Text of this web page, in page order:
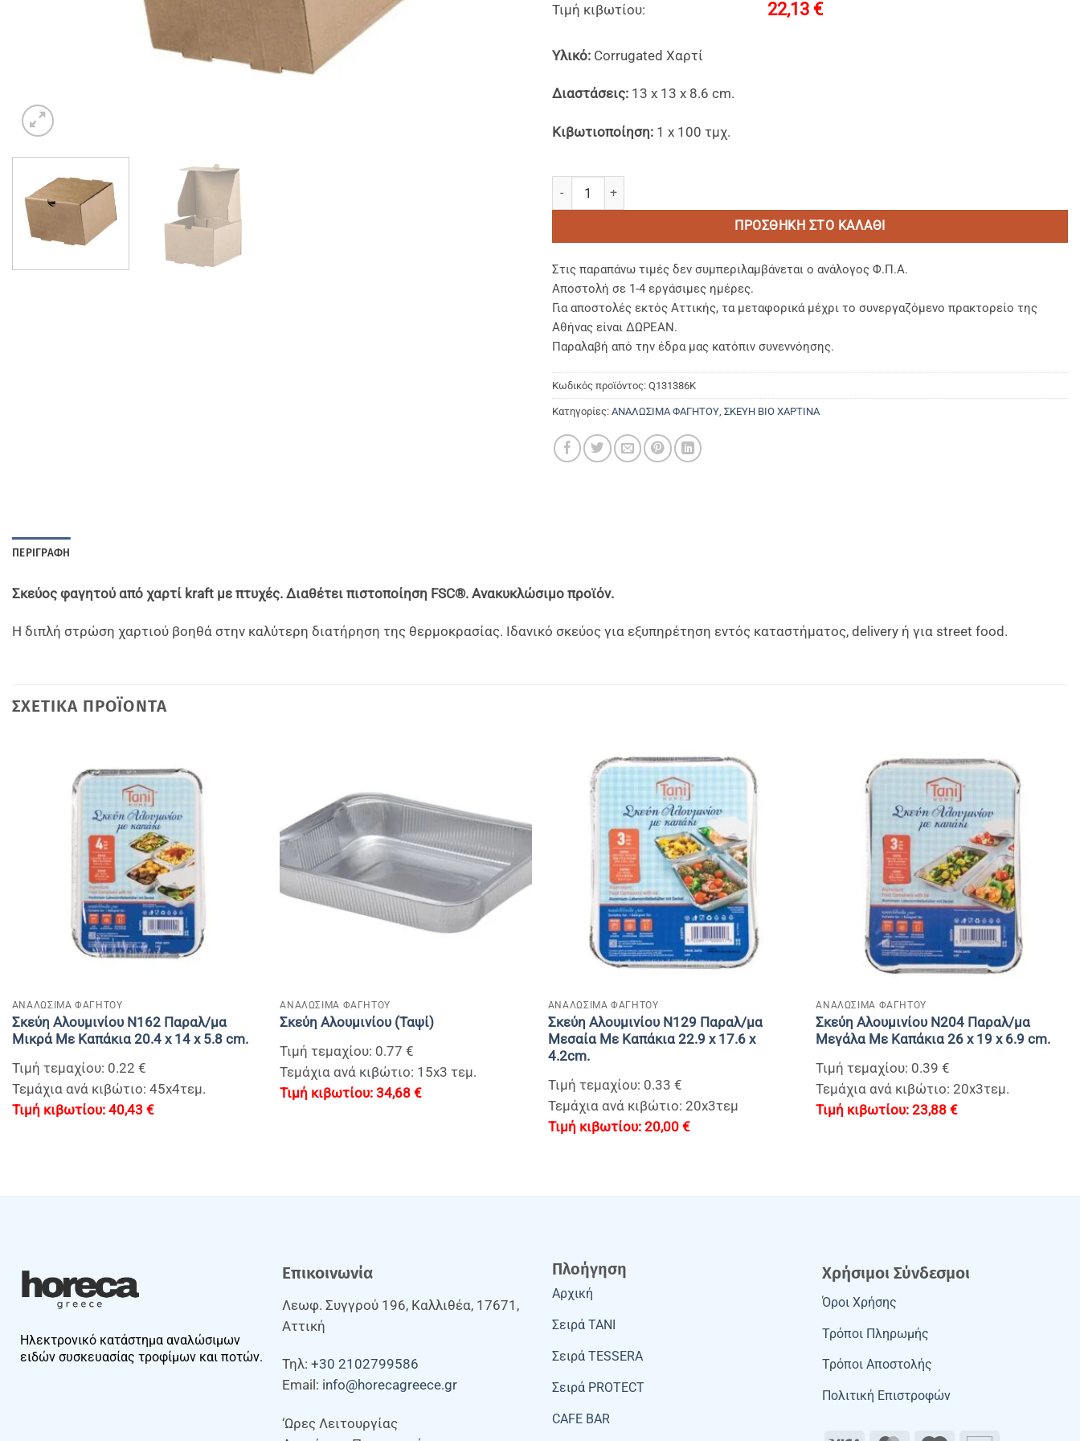
Τιμή κιβωτίου: 22,13 €
Υλικό: Corrugated Χαρτί
Διαστάσεις: 13 x 13 x 8.6 cm.
Κιβωτιοποίηση: 1 x 100 τμχ.
ΠΡΟΣΘΉΚΗ ΣΤΟ ΚΑΛΆΘΙ
Στις παραπάνω τιμές δεν συμπεριλαμβάνεται ο ανάλογος Φ.Π.Α.
Αποστολή σε 1-4 εργάσιμες ημέρες.
Για αποστολές εκτός Αττικής, τα μεταφορικά μέχρι το συνεργαζόμενο πρακτορείο της
Αθήνας είναι ΔΩΡΕΑΝ.
Παραλαβή από την έδρα μας κατόπιν συνεννόησης.
Κωδικός προϊόντος: Q131386K
Κατηγορίες: ΑΝΑΛΩΣΙΜΑ ΦΑΓΗΤΟΥ ΣΚΕΥΗ ΒΙΟ ΧΑΡΤΙΝΑ
ΠΕΡΙΓΡΑΦΉ
Σκεύος φαγητού από χαρτί kraft με πτυχές. Διαθέτει πιστοποίηση FSC®. Ανακυκλώσιμο προϊόν.
Η διπλή στρώση χαρτιού βοηθά στην καλύτερη διατήρηση της θερμοκρασίας. Ιδανικό σκεύος για εξυπηρέτηση εντός καταστήματος, delivery ή για street food.
ΣΧΕΤΙΚΆ ΠΡΟΪΌΝΤΑ
ΑΝΑΛΩΣΙΜΑ ΦΑΓΗΤΟΥ
Σκεύη Αλουμινίου Ν162 Παραλ/μα
Μικρά Με Καπάκια 20.4 x 14 x 5.8 cm.
Τιμή τεμαχίου: 0.22 €
Τεμάχια ανά κιβώτιο: 45x4τεμ.
40,43 €
ΑΝΑΛΩΣΙΜΑ ΦΑΓΗΤΟΥ
Σκεύη Αλουμινίου (Ταψί)
Τιμή τεμαχίου: 0.77 €
Τεμάχια ανά κιβώτιο: 15x3 τεμ.
34,68€
ΑΝΑΛΩΣΙΜΑ ΦΑΓΗΤΟΥ
Σκεύη Αλουμινίου Ν129 Παραλ/μα
Μεσαία Με Καπάκια 22.9 x 17.6 x
4.2cm.
Τιμή τεμαχίου: 0.33 €
Τεμάχια ανά κιβώτιο: 20x3τεμ
20,00 €
ΑΝΑΛΩΣΙΜΑ ΦΑΓΗΤΟΥ
Σκεύη Αλουμινίου Ν204 Παραλ/μα
Μεγάλα Με Καπάκια 26 x 19 x 6.9 cm.
Τιμή τεμαχίου: 0.39 €
Τεμάχια ανά κιβώτιο: 20x3τεμ.
23,88€
Ηλεκτρονικό κατάστημα αναλώσιμων
ειδών συσκευασίας τροφίμων και ποτών.
Επικοινωνία
Λεωφ. Συγγρού 196, Καλλιθέα, 17671,
Αττική
Τηλ: +30 2102799586
Email: info@horecagreece.gr
‘Ωρες Λειτουργίας
Πλοήγηση
Αρχική
Σειρά TANI
Σειρά TESSERA
Σειρά PROTECT
CAFE BAR
Χρήσιμοι Σύνδεσμοι
Όροι Χρήσης
Τρόποι Πληρωμής
Τρόποι Αποστολής
Πολιτική Επιστροφών